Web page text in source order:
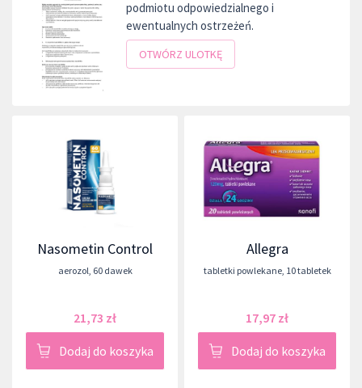
podmiotu odpowiedzialnego i
ewentualnych ostrzeżeń.
OTWÓRZ ULOTKĘ
Nasometin Control
aerozol 60 dawek
21,73 zł
Dodaj do koszyka
Allegra
tabletki powlekane, 10 tabletek
17,97 zł
Dodaj do koszyka